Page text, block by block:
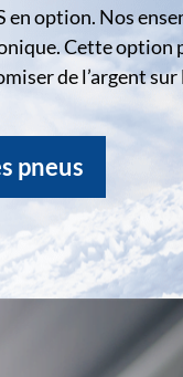
en option. Nos
Cette option
de l’argent
pneus